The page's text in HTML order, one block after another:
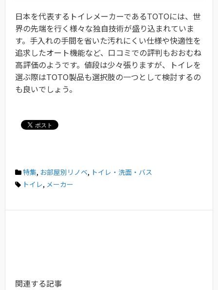
日本を代表するトイレメーカーであるTOTOには、世
界の先端を行く様々な独自技術が盛り込まれていま
す。手入れの手間を省いた汚れにくい仕様や快適性を
追求したオート機能など、口コミでの評判もおおむね
高評価のようです。値段は少々張りますが、トイレを
選ぶ際はTOTO製品も選択肢の一つとして検討するの
も良いでしょう。
特集, お部屋別リノベ, トイレ・洗面・バス
トイレ, メーカー
関連する記事